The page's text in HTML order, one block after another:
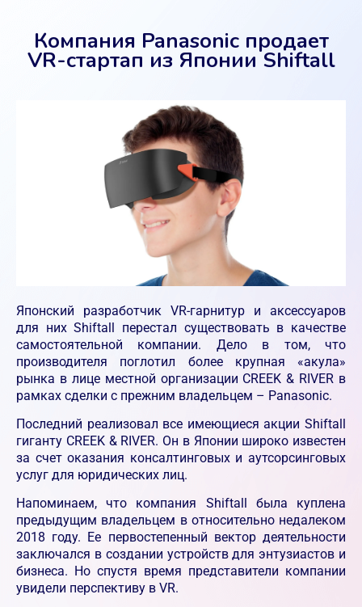
Компания Panasonic продает
VR-стартап из Японии Shiftall
Японский разработчик VR-гарнитур и аксессуаров
для них Shiftall перестал существовать в качестве
самостоятельной компании. Дело в том, что
производителя поглотил более крупная «акула»
рынка в лице местной организации CREEK & RIVER в
рамках сделки с прежним владельцем – Panasonic.
Последний реализовал все имеющиеся акции Shiftall
гиганту CREEK & RIVER. Он в Японии широко известен
за счет оказания консалтинговых и аутсорсинговых
услуг для юридических лиц.
Напоминаем, что компания Shiftall была куплена
предыдущим владельцем в относительно недалеком
2018 году. Ее первостепенный вектор деятельности
заключался в создании устройств для энтузиастов и
бизнеса. Но спустя время представители компании
увидели перспективу в VR.